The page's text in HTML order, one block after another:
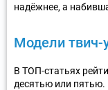
надёжнее, а
Модели твич-
В ТОП-статьях
десятью или